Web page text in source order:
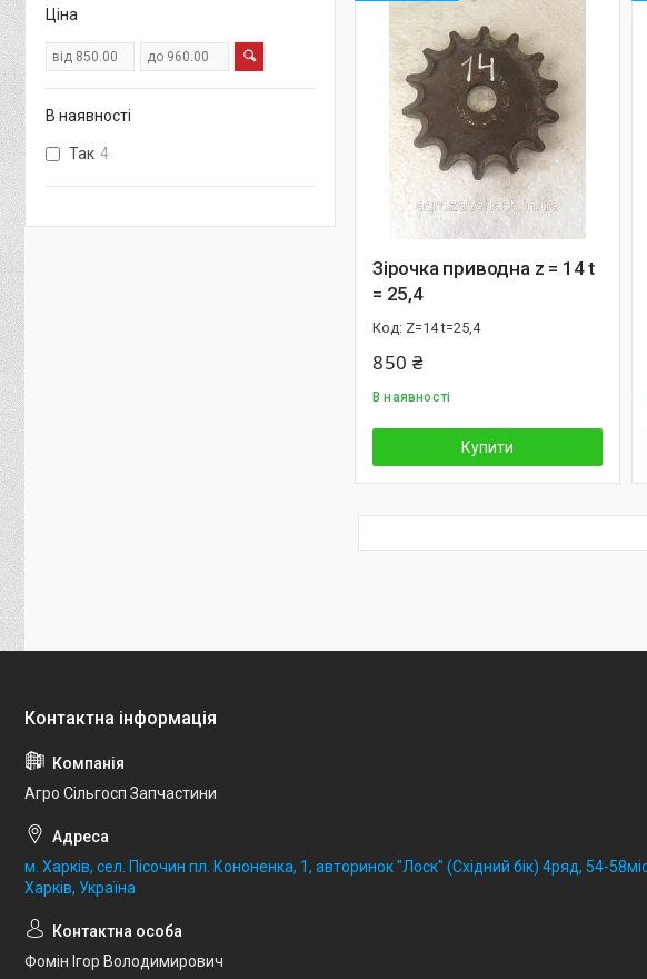
Зірочка приводна z = 14 t
= 25,4
Z=14 t=25,4
850 ₴
В наявності
Купити
Ціна
В наявності
Так 4
Агро Сільгосп Запчастини
м. Харків, сел. Пісочин пл. Кононенка, 1, авторинок "Лоск" (Східний бік) 4ряд, 54-
Харків, Україна
Фомін Ігор Володимирович